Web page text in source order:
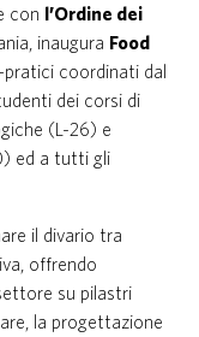
con l’Ordine dei
inaugura Food
pratici coordinati dal
dei corsi di
(L-26) e
ed a tutti gli
il divario tra
offrendo
su pilastri
la progettazione